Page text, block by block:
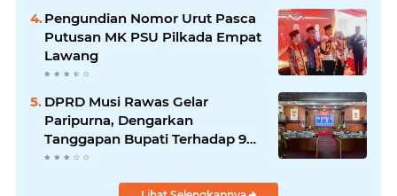
Pengundian Nomor Urut Pasca
Putusan MK PSU Pilkada Empat
Lawang
DPRD Musi Rawas Gelar
Paripurna, Dengarkan
Tanggapan Bupati Terhadap 9
Raperda Inisiatif